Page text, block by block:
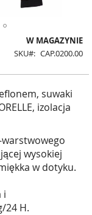
W MAGAZYNIE
SKU
CAP.0200.00
suwaki
izolacja
warstwowego
wysokiej
w dotyku.
i
24 H.